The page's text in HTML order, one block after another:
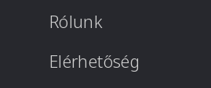
Rólunk
Elérhetőség